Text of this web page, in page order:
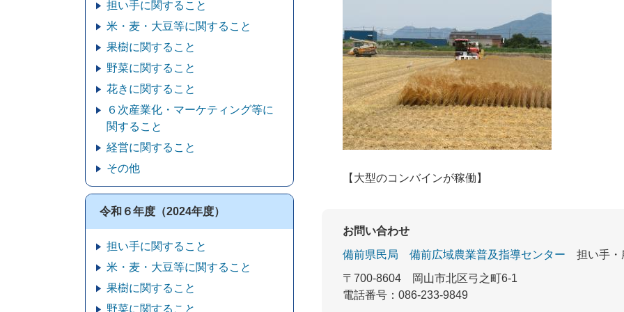
【大型のコンバインが稼働】
お問い合わせ
備前県民局
備前広域農業普及指導センター
担い手・
〒700-8604
岡山市北区弓之町6-1
電話番号：086-233-9849
担い手に関すること
米・麦・大豆等に関すること
果樹に関すること
野菜に関すること
花きに関すること
６次産業化・マーケティング等に
関すること
経営に関すること
その他
令和６年度（2024年度）
担い手に関すること
米・麦・大豆等に関すること
果樹に関すること
野菜に関すること